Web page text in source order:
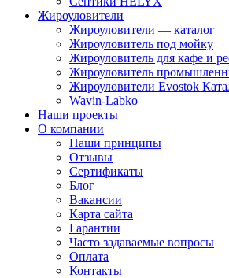
Жироуловители
Жироуловители — каталог
Жироуловитель под мойку
Жироуловитель для кафе и
Жироуловитель
Жироуловители Evostok
Wavin-Labko
Наши проекты
О компании
Наши принципы
Отзывы
Сертификаты
Блог
Вакансии
Карта сайта
Гарантии
Часто задаваемые вопросы
Оплата
Контакты